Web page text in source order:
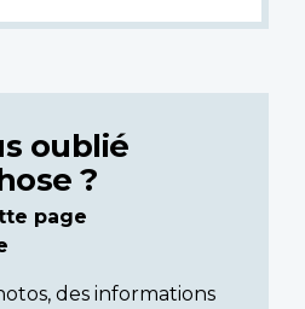
oublié
?
page
des informations